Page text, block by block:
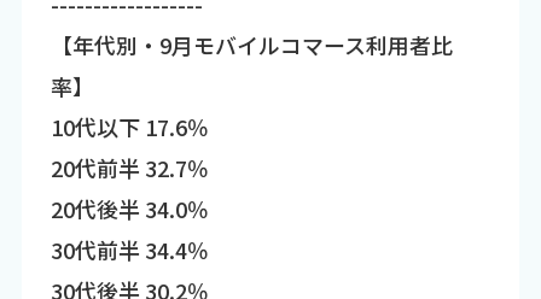
【年代別・9月モバイルコマース利用者比
率】
10代以下 17.6％
20代前半 32.7％
20代後半 34.0％
30代前半 34.4％
30代後半 30.2％